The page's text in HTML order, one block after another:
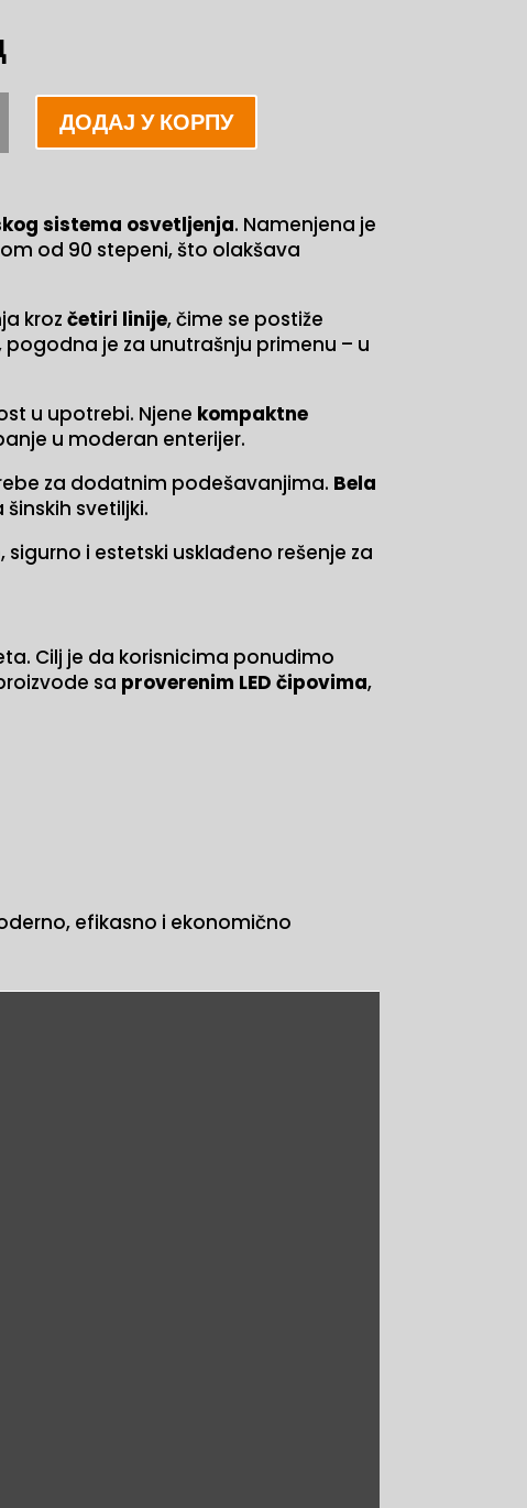
ДОДАЈ У КОРПУ
sistema osvetljenja. Namenjena je
od 90 stepeni, što olakšava
krozčetiri linije, čime se postiže
pogodna je za unutrašnju primenu – u
u upotrebi. Njene kompaktne
u moderan enterijer.
za dodatnim podešavanjima. Bela
svetiljki.
i estetski usklađeno rešenje za
Cilj je da korisnicima ponudimo
sa proverenim LED čipovima,
efikasno i ekonomično